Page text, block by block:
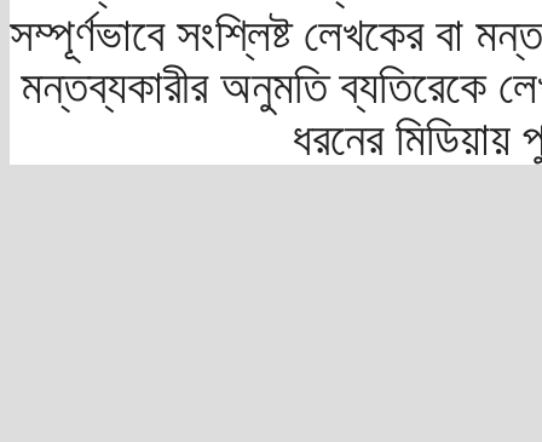
সম্পূর্ণভাবে সংশ্লিষ্ট লেখকের বা
মন্তব্যকারীর অনুমতি ব্যতিরেকে
ধরনের মিডিয়ায়